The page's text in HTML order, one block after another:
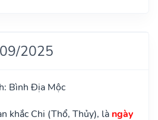
2025
Bình Địa Mộc
khắc Chi (Thổ, Thủy), là ngày